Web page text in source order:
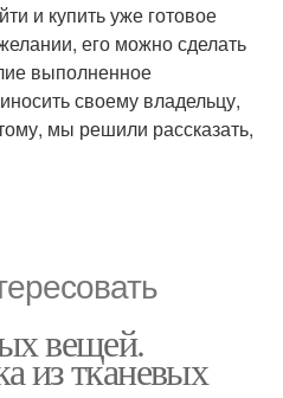
и купить уже готовое
его можно сделать
выполненное
своему владельцу,
мы решили рассказать,
вещей.
из тканевых